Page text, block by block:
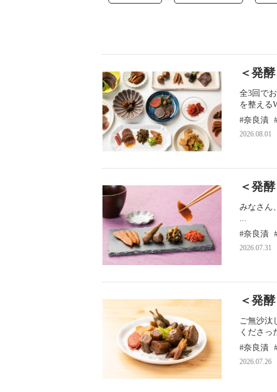
＜発
全3回で
を整える
奈良漬
2026.08.01
＜発
みなさん
...
奈良漬
2026.07.31
＜発
ご無沙汰
くださっ
奈良漬
2026.07.26